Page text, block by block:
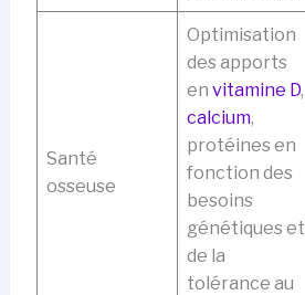
Santé
osseuse
Optimisation
des apports
en vitamine D,
calcium,
protéines en
fonction des
besoins
génétiques et
de la
tolérance au